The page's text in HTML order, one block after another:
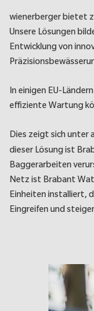
wienerberger bietet
Unsere Lösungen
Entwicklung von
In einigen EU-
effiziente Wartung
Dies zeigt sich unter
dieser Lösung ist
Baggerarbeiten
Netz ist Brabant
Einheiten installiert,
Eingreifen und